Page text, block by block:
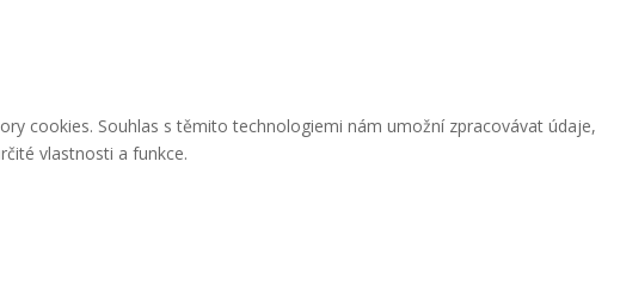
cookies. Souhlas s těmito technologiemi nám umožní zpracovávat údaje,
vlastnosti a funkce.